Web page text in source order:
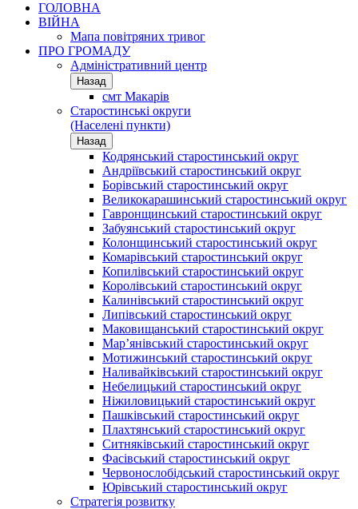
ГОЛОВНА
ВІЙНА
Мапа повітряних тривог
ПРО ГРОМАДУ
Aдміністративний центр
Назад
смт Макарів
Старостинські округи
(Населені пункти)
Назад
Кодрянський старостинський округ
Андріївський старостинський округ
Борівський старостинський округ
Великокарашинський старостинський округ
Гавронщинський старостинський округ
Забуянський старостинський округ
Колонщинський старостинський округ
Комарівський старостинський округ
Копилівський старостинський округ
Королівський старостинський округ
Калинівський старостинський округ
Липівський старостинський округ
Маковищанський старостинський округ
Мар’янівський старостинський округ
Мотижинський старостинський округ
Наливайківський старостинський округ
Небелицький старостинський округ
Ніжиловицький старостинський округ
Пашківський старостинський округ
Плахтянський старостинський округ
Ситняківський старостинський округ
Фасівський старостинський округ
Червонослобідський старостинський округ
Юрівський старостинський округ
Стратегія розвитку